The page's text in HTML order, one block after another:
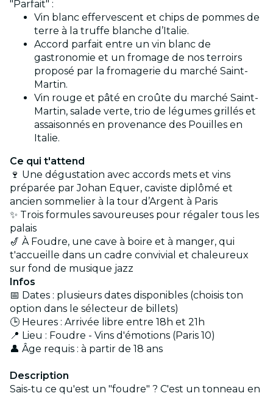
"Parfait" :
Vin blanc effervescent et chips de pommes de
terre à la truffe blanche d’Italie.
Accord parfait entre un vin blanc de
gastronomie et un fromage de nos terroirs
proposé par la fromagerie du marché Saint-
Martin.
Vin rouge et pâté en croûte du marché Saint-
Martin, salade verte, trio de légumes grillés et
assaisonnés en provenance des Pouilles en
Italie.
Ce qui t'attend
🍷 Une dégustation avec accords mets et vins
préparée par Johan Equer, caviste diplômé et
ancien sommelier à la tour d’Argent à Paris
✨ Trois formules savoureuses pour régaler tous les
palais
🎷 À Foudre, une cave à boire et à manger, qui
t'accueille dans un cadre convivial et chaleureux
sur fond de musique jazz
Infos
📅 Dates : plusieurs dates disponibles (choisis ton
option dans le sélecteur de billets)
🕒 Heures : Arrivée libre entre 18h et 21h
📍 Lieu : Foudre - Vins d'émotions (Paris 10)
👤 Âge requis : à partir de 18 ans
Description
Sais-tu ce qu'est un "foudre" ? C'est un tonneau en